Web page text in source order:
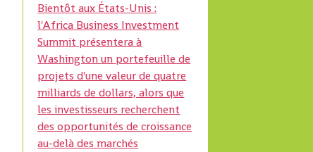
Bientôt aux États-Unis :
l'Africa Business Investment
Summit présentera à
Washington un portefeuille de
projets d'une valeur de quatre
milliards de dollars, alors que
les investisseurs recherchent
des opportunités de croissance
au-delà des marchés